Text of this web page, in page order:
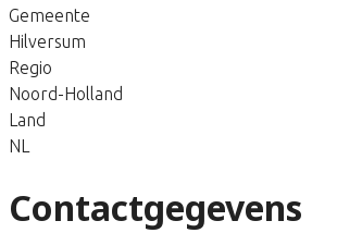
Gemeente
Hilversum
Regio
Noord-Holland
Land
NL
Contactgegevens